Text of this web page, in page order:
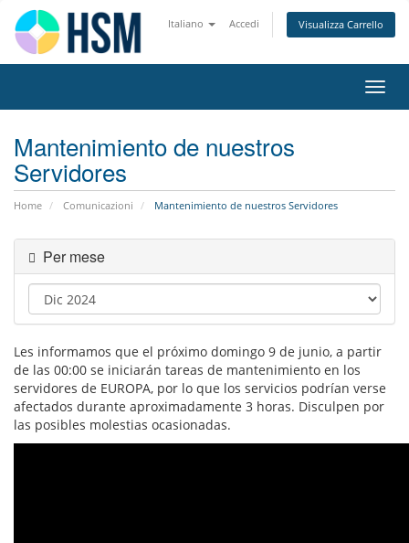
Italiano Accedi Visualizza Carrello
Mantenimiento de nuestros
Servidores
Home Comunicazioni Mantenimiento de nuestros Servidores
Per mese
Les informamos que el próximo domingo 9 de junio, a partir
de las 00:00 se iniciarán tareas de mantenimiento en los
servidores de EUROPA, por lo que los servicios podrían verse
afectados durante aproximadamente 3 horas. Disculpen por
las posibles molestias ocasionadas.